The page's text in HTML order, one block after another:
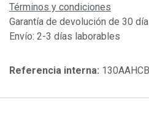
Términos y condiciones
Garantía de devolución de 30
Envío: 2-3 días laborables
Referencia interna: